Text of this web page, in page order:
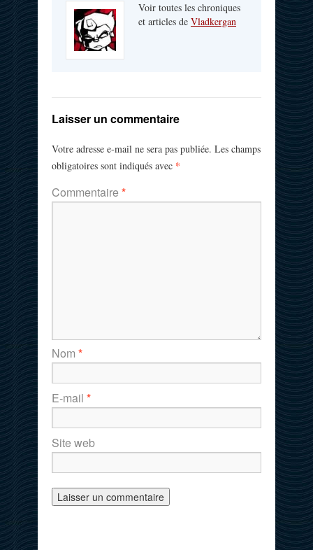
Voir toutes les chroniques
et articles de Vladkergan
Laisser un commentaire
Votre adresse e-mail ne sera pas publiée. Les champs
obligatoires sont indiqués avec *
Commentaire *
Nom *
E-mail *
Site web